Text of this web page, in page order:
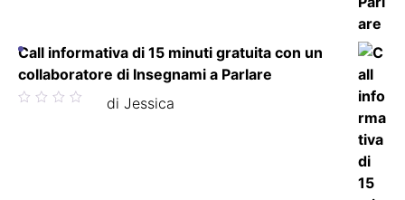
Call informativa di 15 minuti gratuita con un
collaboratore di Insegnami a Parlare
Valutato di Jessica